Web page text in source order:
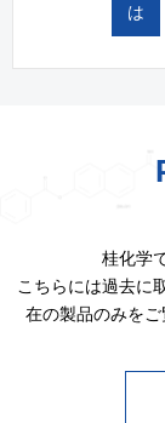
は
桂化学
こちらには過去に
在の製品のみをご